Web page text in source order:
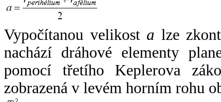
Vypočítanou velikost a lze
nachází dráhové elementy
pomocí třetího Keplerova
zobrazená v levém horním rohu